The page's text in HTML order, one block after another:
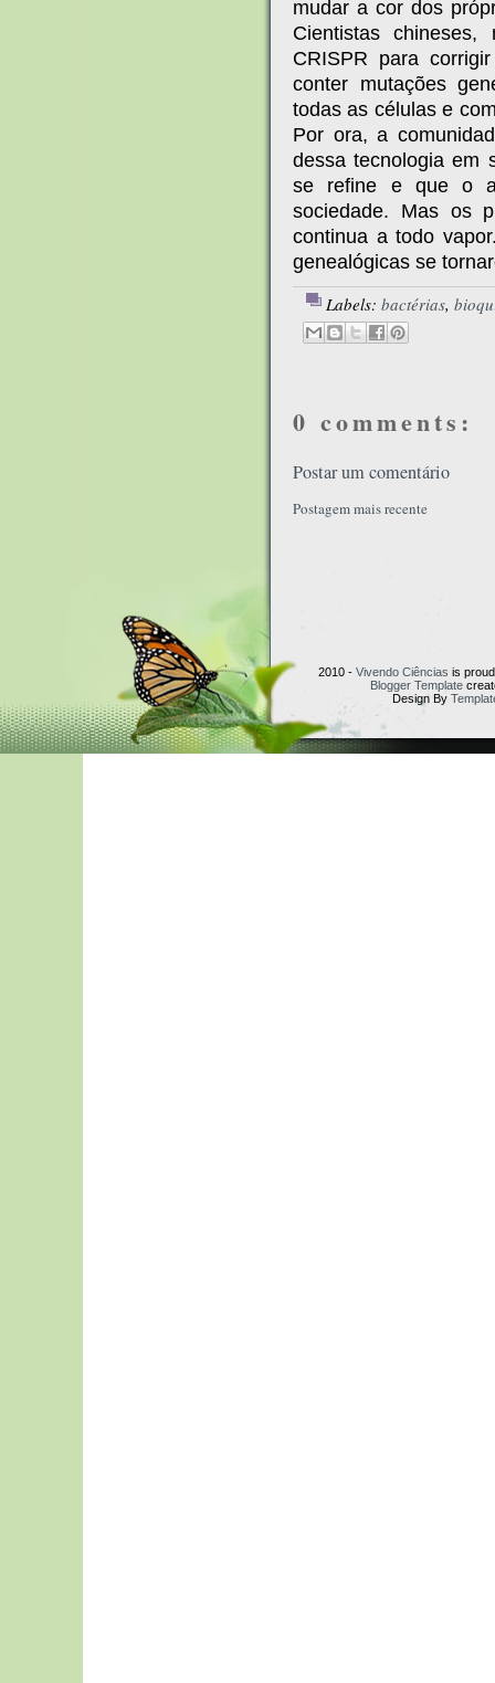
mudar a cor dos
Cientistas
CRISPR para
conter mutações
todas as células e
Por ora, a
dessa tecnologia em
se refine e que o
sociedade. Mas os
continua a todo
genealógicas se
Labels: bactérias,
0 comments:
Postar um comentário
Postagem mais recente
2010 -Vivendo Ciências is
Blogger Template
Design By